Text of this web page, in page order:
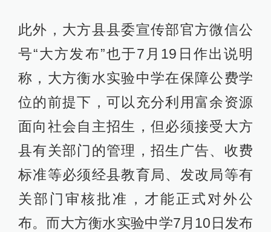
此外，大方县县委宣传部官方微信公
号“大方发布”也于7月19日作出说明
称，大方衡水实验中学在保障公费学
位的前提下，可以充分利用富余资源
面向社会自主招生，但必须接受大方
县有关部门的管理，招生广告、收费
标准等必须经县教育局、发改局等有
关部门审核批准，才能正式对外公
布。而大方衡水实验中学7月10日发布